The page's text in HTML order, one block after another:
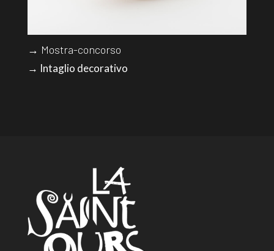
→ Mostra-concorso
→ Intaglio decorativo